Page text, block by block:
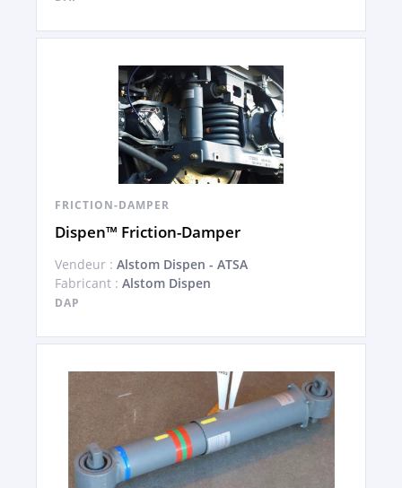
FRICTION-DAMPER
Dispen™ Friction-Damper
Vendeur : Alstom Dispen - ATSA
Fabricant : Alstom Dispen
DAP